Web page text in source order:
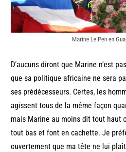
Marine Le Pen en
D’aucuns diront que Marine n’est
que sa politique africaine ne sera
ses prédécesseurs. Certes, les
agissent tous de la même façon
mais Marine au moins dit tout haut
tout bas et font en cachette. Je
ouvertement que ma tête ne lui